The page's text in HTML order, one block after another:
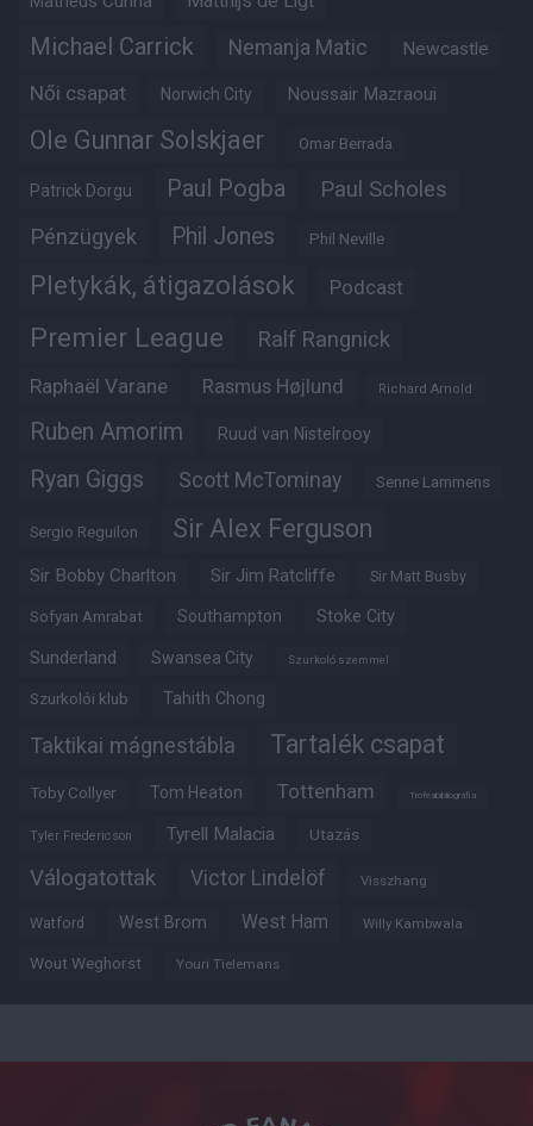
Michael Carrick Nemanja Matic Newcastle
Női csapat Norwich City Noussair Mazraoui
Ole Gunnar Solskjaer Omar Berrada
Patrick Dorgu Paul Pogba Paul Scholes
Pénzügyek Phil Jones Phil Neville
Pletykák, átigazolások Podcast
Premier League Ralf Rangnick
Raphaël Varane Rasmus Højlund Richard Arnold
Ruben Amorim Ruud van Nistelrooy
Ryan Giggs Scott McTominay Senne Lammens
Sergio Reguilon Sir Alex Ferguson
Sir Bobby Charlton Sir Jim Ratcliffe Sir Matt Busby
Sofyan Amrabat Southampton Stoke City
Sunderland Swansea City Szurkoló szemmel
Szurkolói klub Tahith Chong
Taktikai mágnestábla Tartalék csapat
Toby Collyer Tom Heaton Tottenham Trófeabibliográfia
Tyler Fredericson Tyrell Malacia Utazás
Válogatottak Victor Lindelöf Visszhang
Watford West Brom West Ham Willy Kambwala
Wout Weghorst Youri Tielemans